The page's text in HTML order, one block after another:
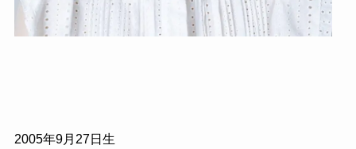
2005年9月27日生